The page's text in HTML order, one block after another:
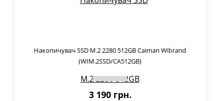
Накопичувач SSD M.2 2280 512GB Caiman Wibrand
(WIM.2SSD/CA512GB)
3 190 грн.